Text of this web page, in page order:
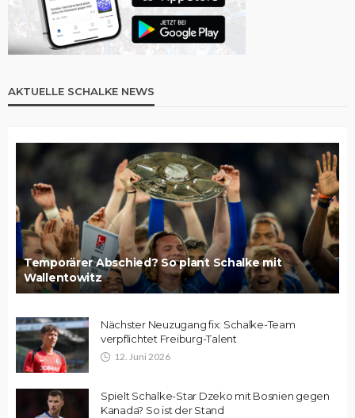
AKTUELLE SCHALKE NEWS
Temporärer Abschied? So plant Schalke mit
Wallentowitz
Nächster Neuzugang fix: Schalke-Team
verpflichtet Freiburg-Talent
12. Juni 2026
Spielt Schalke-Star Dzeko mit Bosnien gegen
Kanada? So ist der Stand